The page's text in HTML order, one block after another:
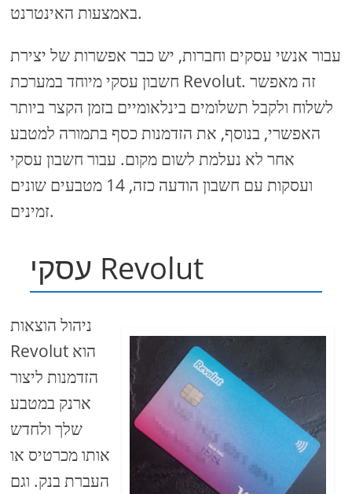
באמצעות האינטרנט.
עבור אנשי עסקים וחברות, יש כבר אפשרות של יצירת
חשבון עסקי מיוחד במערכת Revolut. זה מאפשר
לשלוח ולקבל תשלומים בינלאומיים בזמן הקצר ביותר
האפשרי, בנוסף, את הזדמנות כסף בתמורה למטבע
אחר לא נעלמת לשום מקום. עבור חשבון עסקי
ועסקות עם חשבון הודעה כזה, 14 מטבעים שונים
זמינים.
עסקי Revolut
ניהול הוצאות
Revolut הוא
הזדמנות ליצור
ארנק במטבע
שלך ולחדש
אותו מכרטיס או
העברת בנק. וגם